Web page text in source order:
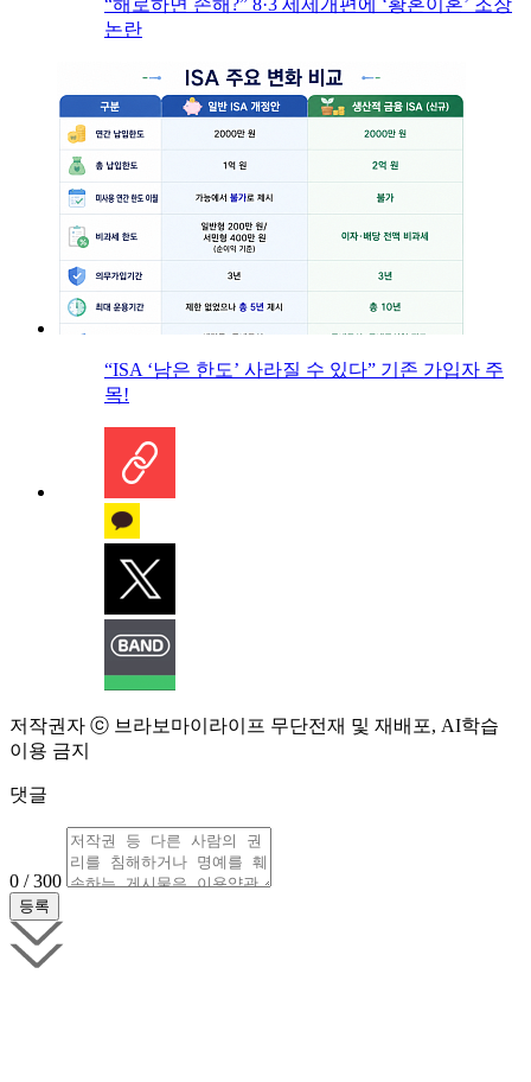
“해로하면 손해?” 8·3 세제개편에 ‘황혼이혼’ 조장
논란
“ISA ‘남은 한도’ 사라질 수 있다” 기존 가입자 주
목!
저작권자 ⓒ 브라보마이라이프 무단전재 및 재배포, AI학습
이용 금지
댓글
0 / 300